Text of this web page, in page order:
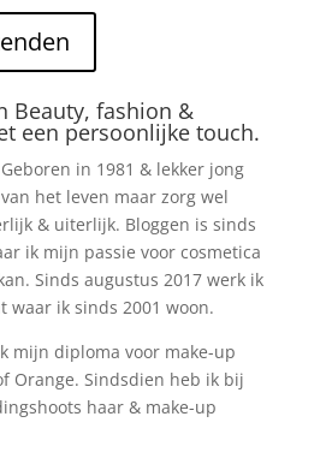
Beauty, fashion &
een persoonlijke touch.
in 1981 & lekker jong
het leven maar zorg wel
& uiterlijk. Bloggen is sinds
ik mijn passie voor cosmetica
Sinds augustus 2017 werk ik
waar ik sinds 2001 woon.
mijn diploma voor make-up
Orange. Sindsdien heb ik bij
haar & make-up